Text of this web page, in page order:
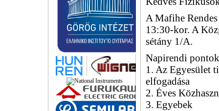
A Mafihe
13:30-kor. A
sétány 1/A.
Napirendi
1. Az Egyesület
elfogadása
2. Éves
3. Egyebek